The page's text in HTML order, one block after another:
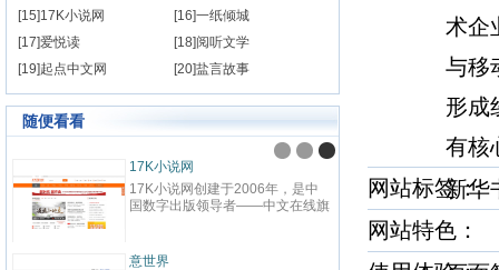
[15]17K小说网
[16]一纸倾城
[17]爱悦读
[18]阅听文学
[19]起点中文网
[20]盐言故事
随便看看
九阅小说
九阅小说网，最好看的小说阅读网
站,提供现代言情、古代言情、穿
强、免费小说等在线阅读。每日最
纵横
纵横
百度
网站
致力
鼎、
晋江文学城
起点
术企
与移
形成
有核
网站标签
新华
网站特色